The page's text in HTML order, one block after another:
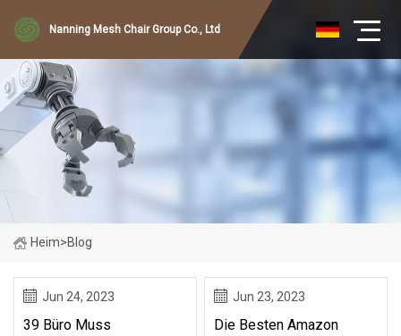
Nanning Mesh Chair Group Co., Ltd
Heim>Blog
Jun 24, 2023
39 Büro Muss
Jun 23, 2023
Die Besten Amazon